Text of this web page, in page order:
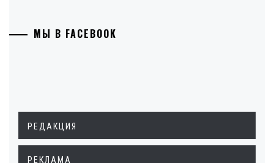
МЫ В FACEBOOK
РЕДАКЦИЯ
РЕКЛАМА